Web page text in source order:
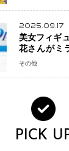
2025.09.17
美女フィギ
花さんがミ
手権欠場を
その他
PICK